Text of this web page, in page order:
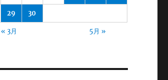
29 30
« 3月 5月 »